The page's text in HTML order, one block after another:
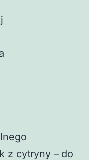
z cytryny – do